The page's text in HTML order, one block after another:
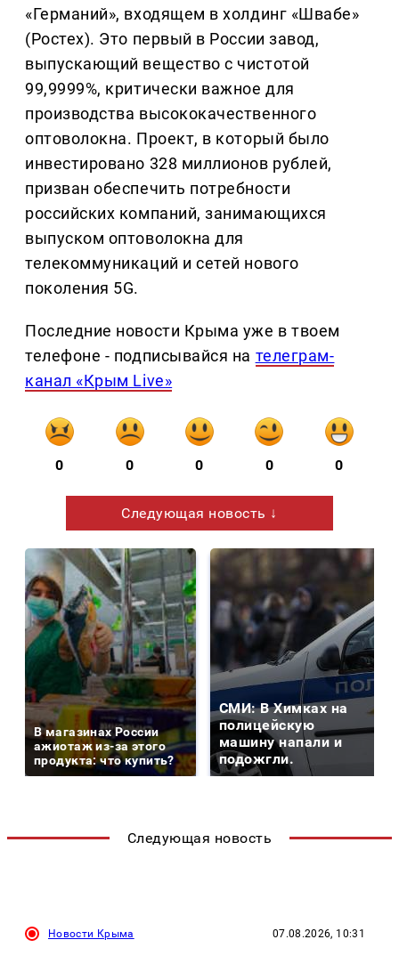
«Германий», входящем в холдинг «Швабе»
(Ростех). Это первый в России завод,
выпускающий вещество с чистотой
99,9999%, критически важное для
производства высококачественного
оптоволокна. Проект, в который было
инвестировано 328 миллионов рублей,
призван обеспечить потребности
российских компаний, занимающихся
выпуском оптоволокна для
телекоммуникаций и сетей нового
поколения 5G.
Последние новости Крыма уже в твоем
телефоне - подписывайся на телеграм-
канал «Крым Live»
0 0 0 0 0
Следующая новость ↓
В магазинах России
ажиотаж из-за этого
продукта: что купить?
СМИ: В Химках на
полицейскую
машину напали и
подожгли.
Следующая новость
Новости Крыма 07.08.2026, 10:31